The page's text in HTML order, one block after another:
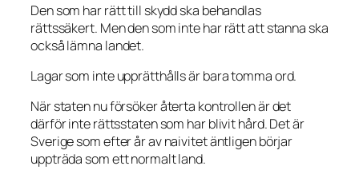
Den som har rätt till skydd ska behandlas
rättssäkert. Men den som inte har rätt att stanna ska
också lämna landet.
Lagar som inte upprätthålls är bara tomma ord.
När staten nu försöker återta kontrollen är det
därför inte rättsstaten som har blivit hård. Det är
Sverige som efter år av naivitet äntligen börjar
uppträda som ett normalt land.